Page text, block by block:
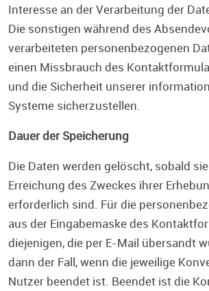
Interesse an der Verarbeitung der
Die sonstigen während des
verarbeiteten personenbezogenen
einen Missbrauch des
und die Sicherheit unserer
Systeme sicherzustellen.
Dauer der Speicherung
Die Daten werden gelöscht, sobald
Erreichung des Zweckes ihrer
erforderlich sind. Für die
aus der Eingabemaske des
diejenigen, die per E-Mail übersandt
dann der Fall, wenn die jeweilige
Nutzer beendet ist. Beendet ist die